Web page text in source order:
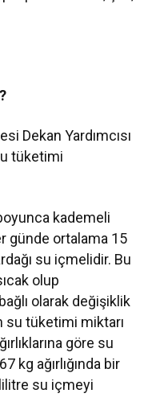
Dekan Yardımcısı
tüketimi
kademeli
günde ortalama 15
su içmelidir. Bu
olup
olarak değişiklik
su tüketimi miktarı
göre su
kg ağırlığında bir
su içmeyi